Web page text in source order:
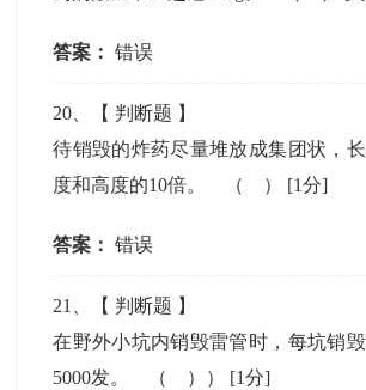
答案： 错误
20 、【 判断题 】
待销毁的炸药尽量堆放成集团状，
度和高度的10倍。 （ ） [1分]
答案： 错误
21 、【 判断题 】
在野外小坑内销毁雷管时，每坑销
5000发。 （ ）） [1分]